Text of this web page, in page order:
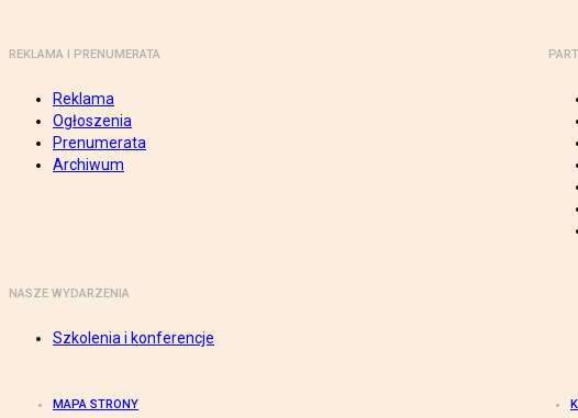
REKLAMA I PRENUMERATA
Reklama
Ogłoszenia
Prenumerata
Archiwum
NASZE WYDARZENIA
Szkolenia i konferencje
MAPA STRONY